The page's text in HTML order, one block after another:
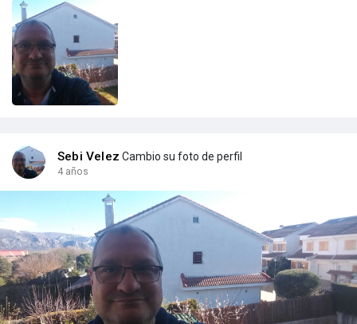
Sebi Velez Cambio su foto de perfil
4 años